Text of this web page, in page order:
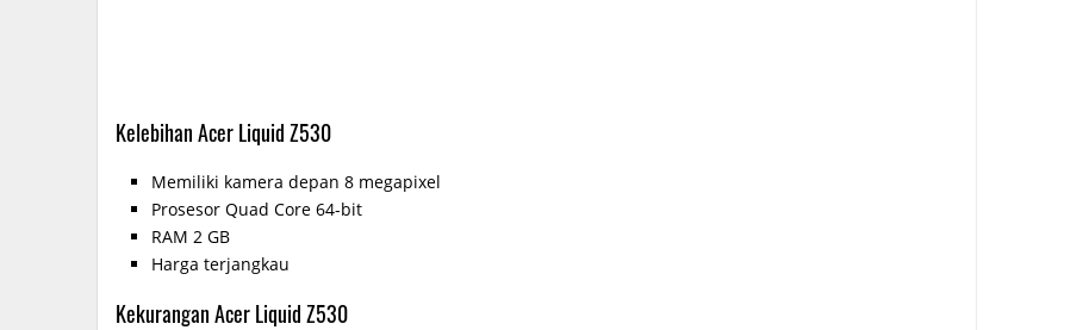
Kelebihan Acer Liquid Z530
Memiliki kamera depan 8 megapixel
Prosesor Quad Core 64-bit
RAM 2 GB
Harga terjangkau
Kekurangan Acer Liquid Z530